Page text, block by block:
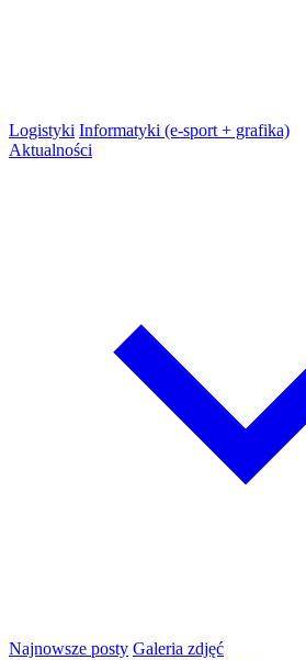
Logistyki Informatyki (e-sport + grafika)
Aktualności
Najnowsze posty Galeria zdjęć